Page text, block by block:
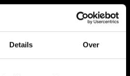
Details Over